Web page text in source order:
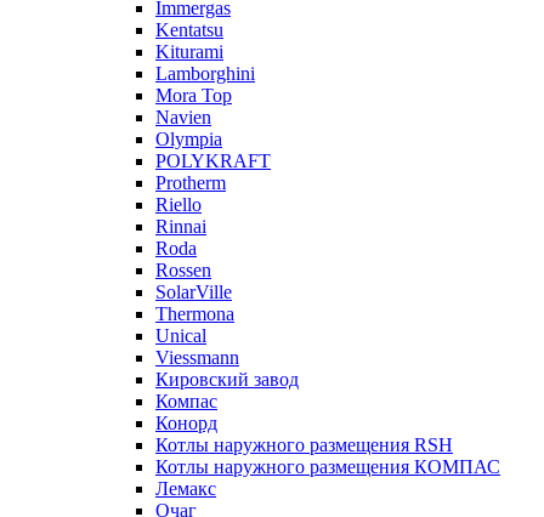
Immergas
Kentatsu
Kiturami
Lamborghini
Mora Top
Navien
Olympia
POLYKRAFT
Protherm
Riello
Rinnai
Roda
Rossen
SolarVille
Thermona
Unical
Viessmann
Кировский завод
Компас
Конорд
Котлы наружного размещения RSH
Котлы наружного размещения КОМПАС
Лемакс
Очаг